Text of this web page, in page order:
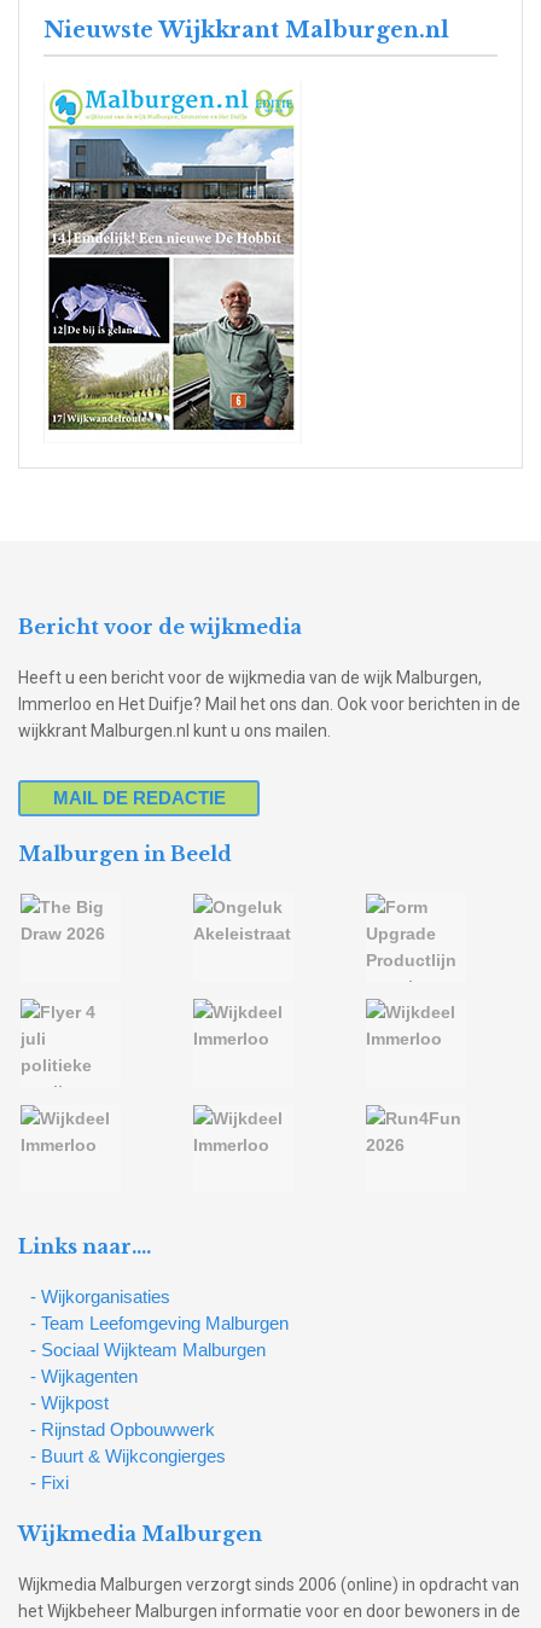
Nieuwste Wijkkrant Malburgen.nl
Bericht voor de wijkmedia
Heeft u een bericht voor de wijkmedia van de wijk Malburgen,
Immerloo en Het Duifje? Mail het ons dan. Ook voor berichten in de
wijkkrant Malburgen.nl kunt u ons mailen.
MAIL DE REDACTIE
Malburgen in Beeld
Links naar….
- Wijkorganisaties
- Team Leefomgeving Malburgen
- Sociaal Wijkteam Malburgen
- Wijkagenten
- Wijkpost
- Rijnstad Opbouwwerk
- Buurt & Wijkcongierges
- Fixi
Wijkmedia Malburgen
Wijkmedia Malburgen verzorgt sinds 2006 (online) in opdracht van
het Wijkbeheer Malburgen informatie voor en door bewoners in de